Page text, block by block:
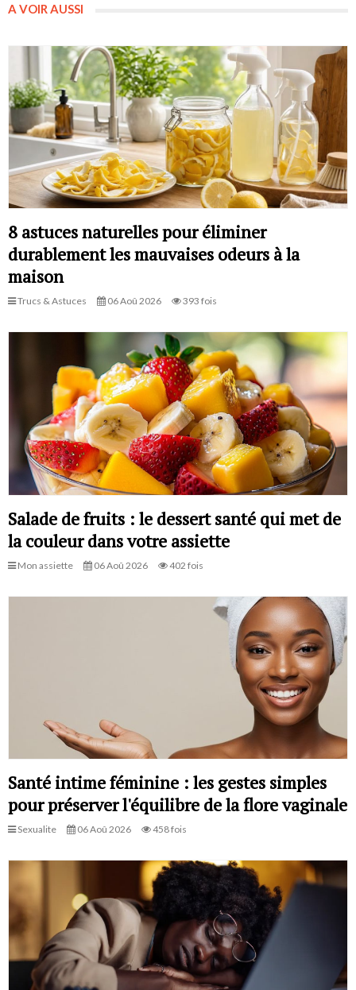
A VOIR AUSSI
8 astuces naturelles pour éliminer
durablement les mauvaises odeurs à la
maison
Trucs & Astuces 06 Aoû 2026 393 fois
Salade de fruits : le dessert santé qui met de
la couleur dans votre assiette
Mon assiette 06 Aoû 2026 402 fois
Santé intime féminine : les gestes simples
pour préserver l'équilibre de la flore vaginale
Sexualite 06 Aoû 2026 458 fois